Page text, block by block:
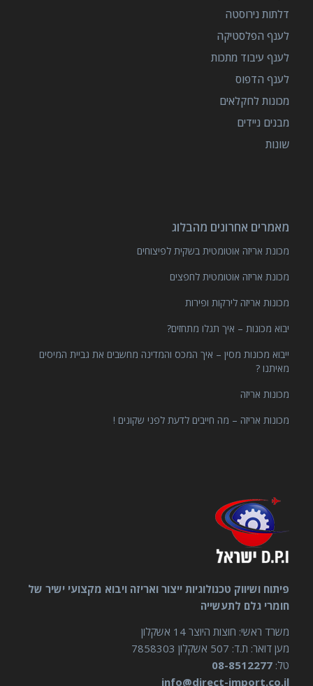
דלתות נירוסטה
לענף הפלסטיקה
לענף עיבוד מתכות
לענף הדפוס
מכונות לחקלאים
מבנים ניידים
שונות
מאמרים אחרונים מהבלוג
מכונת אריזה אוטומטית בשקית לפיצוחים
מכונת אריזה אוטומטית לחפצים
מכונות אריזה לירקות ופירות
יבוא מכונות – איך תגלו מתחזים?
ייבוא מכונות מסין – איך המכס והמדינה מחשבים את גביית המיסים
מאיתנו ?
מכונות אריזה
מכונות אריזה – מה חייבים לדעת לפני שקונים !
פיתוח ושיווק טכנולוגיות ייצור ואריזה ויבוא מקצועי ישיר של
חומרי גלם לתעשייה
משרד ראשי: חוצות היוצר 14 אשקלון
מען דואר: ת.ד: 507 אשקלון 7858303
טל: 08-8512277
info@direct-import.co.il